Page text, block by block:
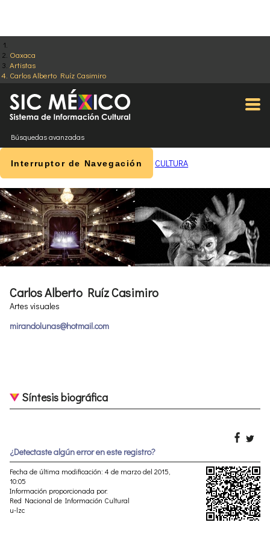
Oaxaca
Artistas
Carlos Alberto Ruíz Casimiro
Búsquedas avanzadas
Interruptor de Navegación CULTURA
Carlos Alberto Ruíz Casimiro
Artes visuales
mirandolunas@hotmail.com
Síntesis biográfica
¿Detectaste algún error en este registro?
Fecha de última modificación: 4 de marzo del 2015,
10:05
Información proporcionada por:
Red Nacional de Información Cultural
u-lzc